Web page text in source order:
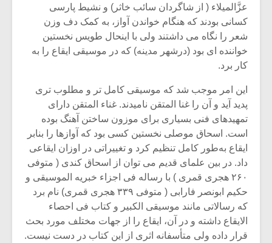
عزَّالمیلاء ( از شاگردان سائب خاثر) و نشیط پارسی
کسانی بودند که هنگام خواندن آواز، به کمک دف وزن
شعر را نگاه می داشتند ولی با اینحال طویس نخستین
خواننده ای بود (درشهر مدینه) که در موسیقی ایقاع را به
کار برد.
این امر موجب شد که موسیقی کامل تر و مطلوب تری
پدید آید و آن را غنا المتقن نامیدند. غناء المتقن دارای
تمهیدهای فنی بسیاری برای موزون ساختن آهنگ بوده
است. اسحاق موصلی نخستین کسی بود که آوازها را بنابر
ایقاع به‌طور کامل تنظیم کرد و تغییراتی در اوزان ایقاعی
داد. در بین علمای قدیم می توان از اسحاق کندی ( متوفی
۲۶۰ هجری قمری ) با رساله فی اجزاء خبریه الموسیقی و
حکیم ابونصر فارابی ( متوفی ۳۳۹ هجری قمری) نام برد
که رسالاتی مانند موسیقی الکبیر و کتاب فی احصاء
الایقاع داشته و در آن، ایقاع را از جهات مختلف مورد بحث
قرار داده ولی متأسفانه اثری از این کتاب در دست نیست.